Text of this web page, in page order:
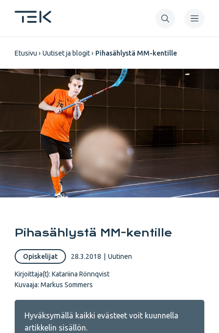
pääsisältöön
Murupolku
Etusivu Uutiset ja blogit Pihasählystä MM-kentille
Pihasählystä MM-kentille
Opiskelijat 28.3.2018 Uutinen
Kirjoittaja(t): Katariina Rönnqvist
Kuvaaja: Markus Sommers
Hyväksymällä kaikki evästeet voit kuunnella
artikkelin sisällön.